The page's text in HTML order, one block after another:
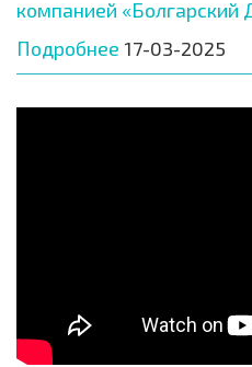
компанией «Болгарский
Подробнее 17-03-2025